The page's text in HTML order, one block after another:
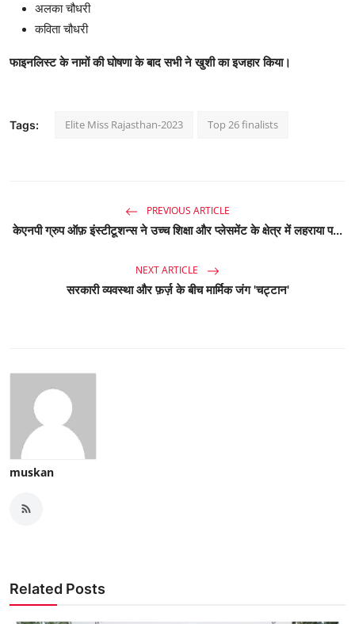
अलका चौधरी
कविता चौधरी
फाइनलिस्ट के नामों की घोषणा के बाद सभी ने खुशी का इजहार किया।
Tags: Elite Miss Rajasthan-2023 Top 26 finalists
PREVIOUS ARTICLE
केएनपी ग्रुप ऑफ़ इंस्टीटूशन्स ने उच्च शिक्षा और प्लेसमेंट के क्षेत्र में लहराया प...
NEXT ARTICLE
सरकारी व्यवस्था और फ़र्ज़ के बीच मार्मिक जंग 'चट्टान'
muskan
Related Posts